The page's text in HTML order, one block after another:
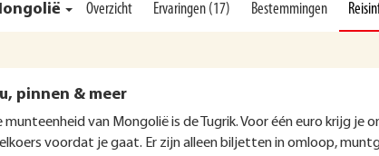
Overzicht Ervaringen (17) Bestemmingen
pinnen & meer
munteenheid van Mongolië is de Tugrik. Voor één euro krijg je
voordat je gaat. Er zijn alleen biljetten in omloop,